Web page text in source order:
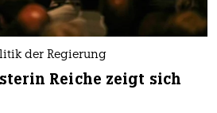
der Regierung
Reiche zeigt sich